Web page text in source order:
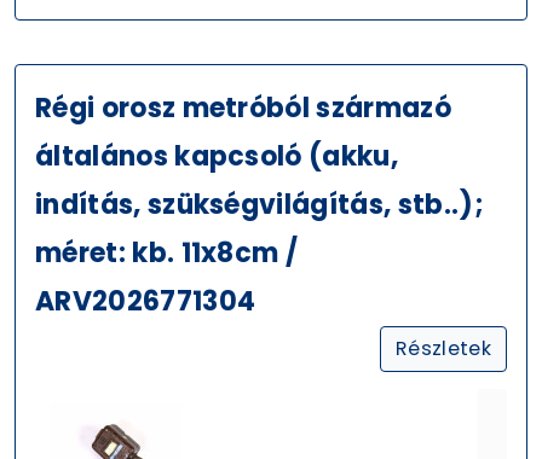
Régi orosz metróból származó
általános kapcsoló (akku,
indítás, szükségvilágítás, stb..);
méret: kb. 11x8cm /
ARV2026771304
Részletek